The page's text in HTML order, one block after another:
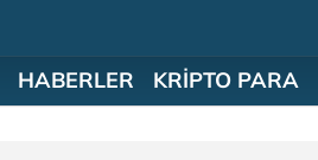
HABERLER KRİPTO PARA